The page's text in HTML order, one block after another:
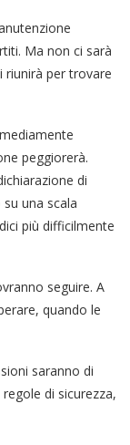
Ma non ci sarà
riunirà per trovare
peggiorerà.
di
una scala
più difficilmente
seguire. A
quando le
saranno di
di sicurezza,